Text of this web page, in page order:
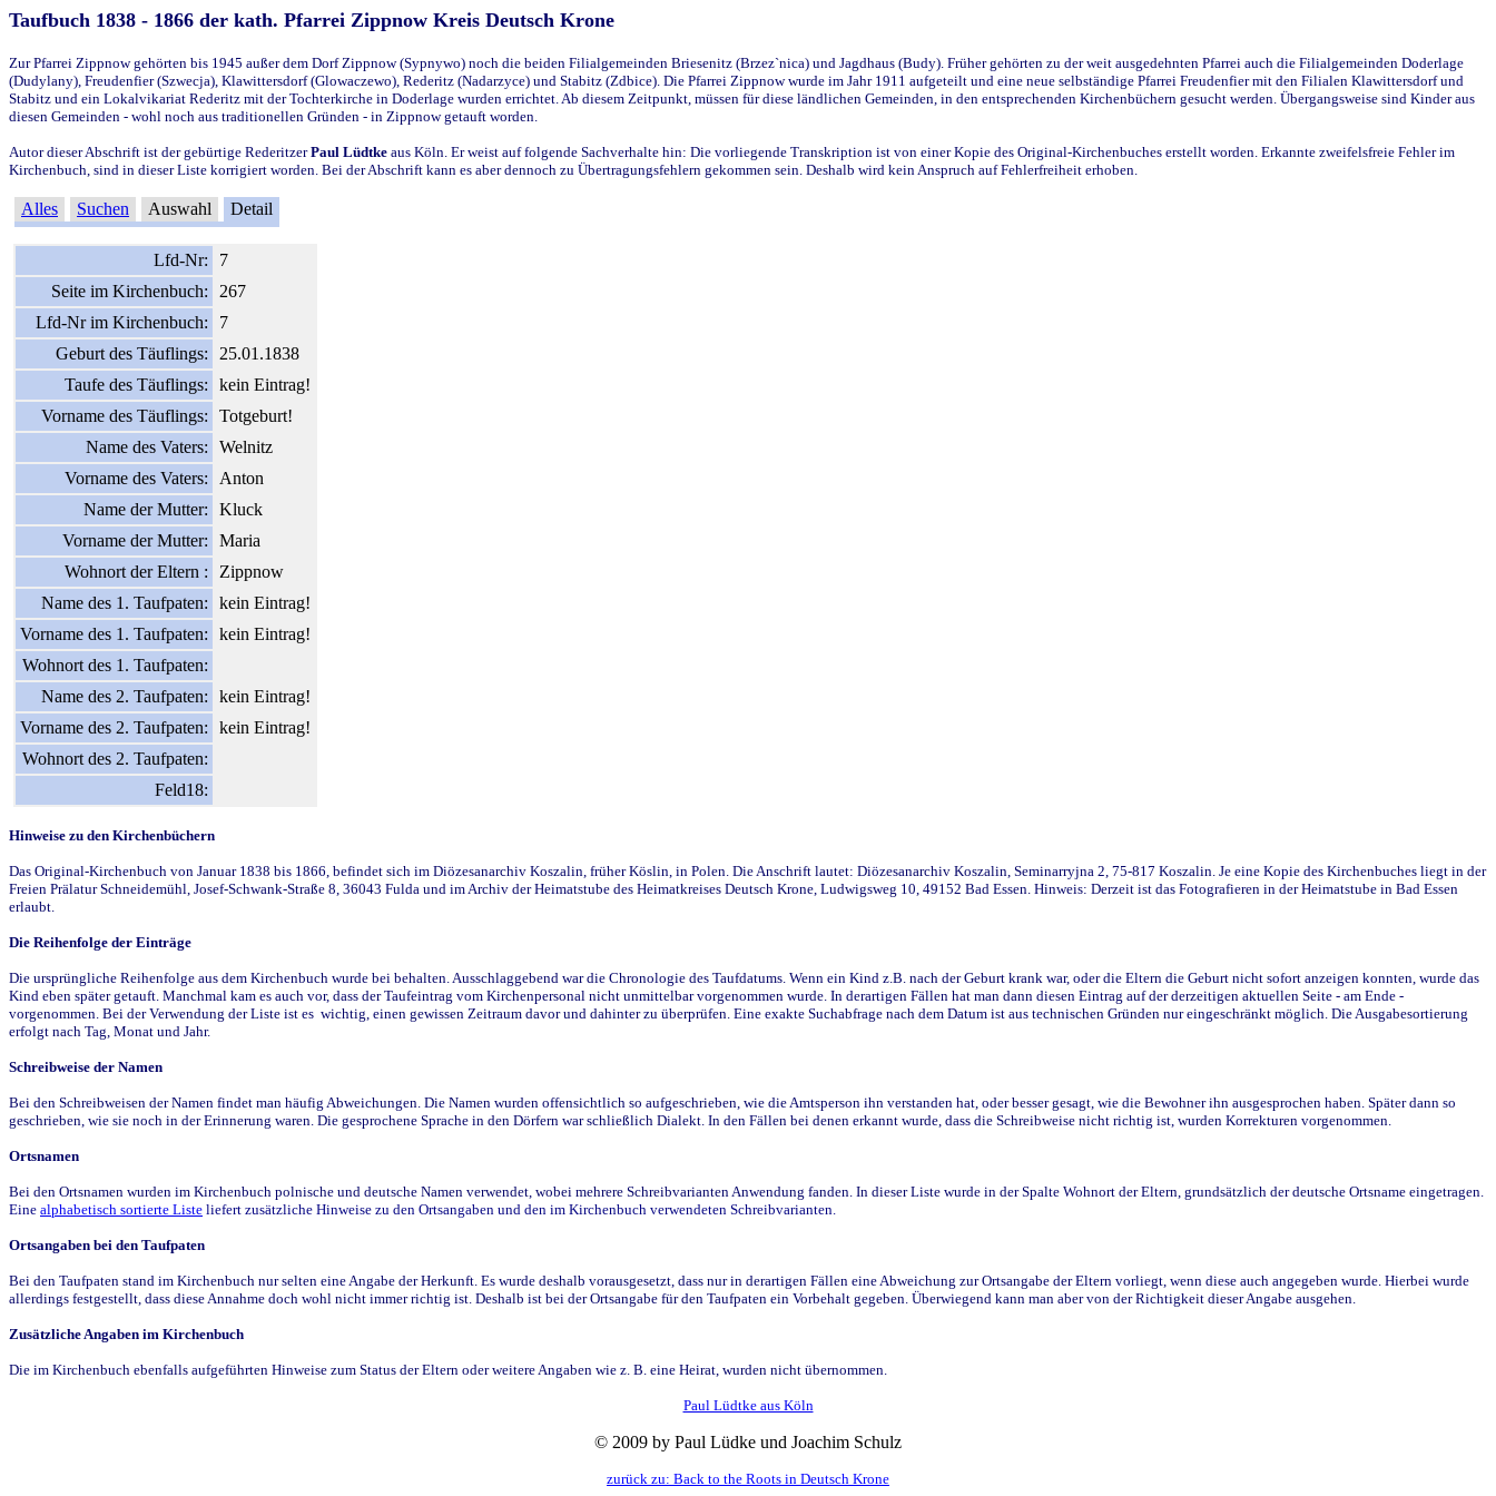
Taufbuch 1838 - 1866 der kath. Pfarrei Zippnow Kreis Deutsch Krone
Zur Pfarrei Zippnow gehörten bis 1945 außer dem Dorf Zippnow (Sypnywo) noch die beiden Filialgemeinden Briesenitz (Brzez`nica) und Jagdhaus (Budy). Früher gehörten zu der weit ausgedehnten Pfarrei auch die Filialgemeinden Doderlage
(Dudylany), Freudenfier (Szwecja), Klawittersdorf (Glowaczewo), Rederitz (Nadarzyce) und Stabitz (Zdbice). Die Pfarrei Zippnow wurde im Jahr 1911 aufgeteilt und eine neue selbständige Pfarrei Freudenfier mit den Filialen Klawittersdorf und
Stabitz und ein Lokalvikariat Rederitz mit der Tochterkirche in Doderlage wurden errichtet. Ab diesem Zeitpunkt, müssen für diese ländlichen Gemeinden, in den entsprechenden Kirchenbüchern gesucht werden. Übergangsweise sind Kinder aus
diesen Gemeinden - wohl noch aus traditionellen Gründen - in Zippnow getauft worden.
Autor dieser Abschrift ist der gebürtige RederitzerPaul Lüdtke aus Köln. Er weist auf folgende Sachverhalte hin: Die vorliegende Transkription ist von einer Kopie des Original-Kirchenbuches erstellt worden. Erkannte zweifelsfreie Fehler im
Kirchenbuch, sind in dieser Liste korrigiert worden. Bei der Abschrift kann es aber dennoch zu Übertragungsfehlern gekommen sein. Deshalb wird kein Anspruch auf Fehlerfreiheit erhoben.
Alles Suchen Auswahl Detail
Lfd-Nr:
7
Seite im Kirchenbuch:
267
Lfd-Nr im Kirchenbuch:
7
Geburt des Täuflings:
25.01.1838
Taufe des Täuflings:
kein Eintrag!
Vorname des Täuflings:
Totgeburt!
Name des Vaters:
Welnitz
Vorname des Vaters:
Anton
Name der Mutter:
Kluck
Vorname der Mutter:
Maria
Wohnort der Eltern :
Zippnow
Name des 1. Taufpaten:
kein Eintrag!
Vorname des 1. Taufpaten:
kein Eintrag!
Wohnort des 1. Taufpaten:
Name des 2. Taufpaten:
kein Eintrag!
Vorname des 2. Taufpaten:
kein Eintrag!
Wohnort des 2. Taufpaten:
Feld18:
Hinweise zu den Kirchenbüchern
Das Original-Kirchenbuch von Januar 1838 bis 1866, befindet sich im Diözesanarchiv Koszalin, früher Köslin, in Polen. Die Anschrift lautet: Diözesanarchiv Koszalin, Seminarryjna 2, 75-817 Koszalin. Je eine Kopie des Kirchenbuches liegt in der
Freien Prälatur Schneidemühl, Josef-Schwank-Straße 8, 36043 Fulda und im Archiv der Heimatstube des Heimatkreises Deutsch Krone, Ludwigsweg 10, 49152 Bad Essen. Hinweis: Derzeit ist das Fotografieren in der Heimatstube in Bad Essen
erlaubt.
Die Reihenfolge der Einträge
Die ursprüngliche Reihenfolge aus dem Kirchenbuch wurde bei behalten. Ausschlaggebend war die Chronologie des Taufdatums. Wenn ein Kind z.B. nach der Geburt krank war, oder die Eltern die Geburt nicht sofort anzeigen konnten, wurde das
Kind eben später getauft. Manchmal kam es auch vor, dass der Taufeintrag vom Kirchenpersonal nicht unmittelbar vorgenommen wurde. In derartigen Fällen hat man dann diesen Eintrag auf der derzeitigen aktuellen Seite - am Ende -
vorgenommen. Bei der Verwendung der Liste ist es wichtig, einen gewissen Zeitraum davor und dahinter zu überprüfen. Eine exakte Suchabfrage nach dem Datum ist aus technischen Gründen nur eingeschränkt möglich. Die Ausgabesortierung
erfolgt nach Tag, Monat und Jahr.
Schreibweise der Namen
Bei den Schreibweisen der Namen findet man häufig Abweichungen. Die Namen wurden offensichtlich so aufgeschrieben, wie die Amtsperson ihn verstanden hat, oder besser gesagt, wie die Bewohner ihn ausgesprochen haben. Später dann so
geschrieben, wie sie noch in der Erinnerung waren. Die gesprochene Sprache in den Dörfern war schließlich Dialekt. In den Fällen bei denen erkannt wurde, dass die Schreibweise nicht richtig ist, wurden Korrekturen vorgenommen.
Ortsnamen
Bei den Ortsnamen wurden im Kirchenbuch polnische und deutsche Namen verwendet, wobei mehrere Schreibvarianten Anwendung fanden. In dieser Liste wurde in der Spalte Wohnort der Eltern, grundsätzlich der deutsche Ortsname eingetragen.
Eine alphabetisch sortierte Liste liefert zusätzliche Hinweise zu den Ortsangaben und den im Kirchenbuch verwendeten Schreibvarianten.
Ortsangaben bei den Taufpaten
Bei den Taufpaten stand im Kirchenbuch nur selten eine Angabe der Herkunft. Es wurde deshalb vorausgesetzt, dass nur in derartigen Fällen eine Abweichung zur Ortsangabe der Eltern vorliegt, wenn diese auch angegeben wurde. Hierbei wurde
allerdings festgestellt, dass diese Annahme doch wohl nicht immer richtig ist. Deshalb ist bei der Ortsangabe für den Taufpaten ein Vorbehalt gegeben. Überwiegend kann man aber von der Richtigkeit dieser Angabe ausgehen.
Zusätzliche Angaben im Kirchenbuch
Die im Kirchenbuch ebenfalls aufgeführten Hinweise zum Status der Eltern oder weitere Angaben wie z. B. eine Heirat, wurden nicht übernommen.
Paul Lüdtke aus Köln
© 2009 by Paul Lüdke und Joachim Schulz
zurück zu: Back to the Roots in Deutsch Krone